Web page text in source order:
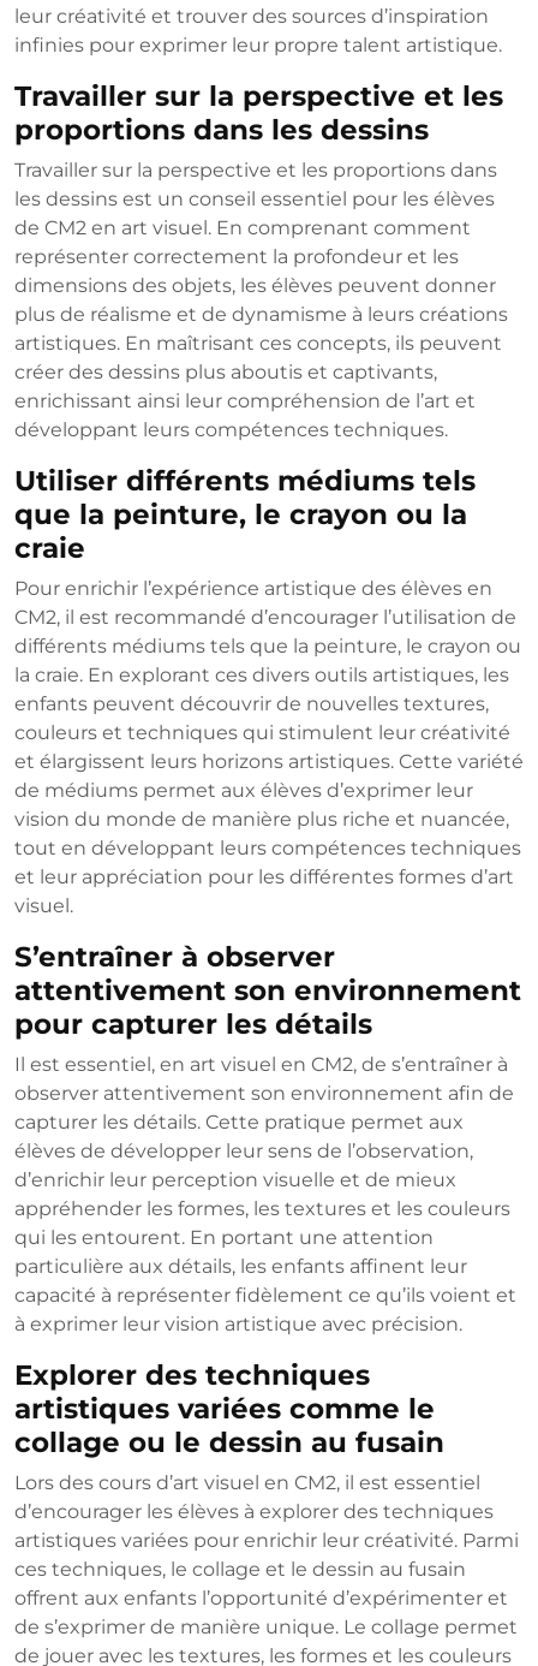
leur créativité et trouver des sources d’inspiration
infinies pour exprimer leur propre talent artistique.
Travailler sur la perspective et les
proportions dans les dessins
Travailler sur la perspective et les proportions dans
les dessins est un conseil essentiel pour les élèves
de CM2 en art visuel. En comprenant comment
représenter correctement la profondeur et les
dimensions des objets, les élèves peuvent donner
plus de réalisme et de dynamisme à leurs créations
artistiques. En maîtrisant ces concepts, ils peuvent
créer des dessins plus aboutis et captivants,
enrichissant ainsi leur compréhension de l’art et
développant leurs compétences techniques.
Utiliser différents médiums tels
que la peinture, le crayon ou la
craie
Pour enrichir l’expérience artistique des élèves en
CM2, il est recommandé d’encourager l’utilisation de
différents médiums tels que la peinture, le crayon ou
la craie. En explorant ces divers outils artistiques, les
enfants peuvent découvrir de nouvelles textures,
couleurs et techniques qui stimulent leur créativité
et élargissent leurs horizons artistiques. Cette variété
de médiums permet aux élèves d’exprimer leur
vision du monde de manière plus riche et nuancée,
tout en développant leurs compétences techniques
et leur appréciation pour les différentes formes d’art
visuel.
S’entraîner à observer
attentivement son environnement
pour capturer les détails
Il est essentiel, en art visuel en CM2, de s’entraîner à
observer attentivement son environnement afin de
capturer les détails. Cette pratique permet aux
élèves de développer leur sens de l’observation,
d’enrichir leur perception visuelle et de mieux
appréhender les formes, les textures et les couleurs
qui les entourent. En portant une attention
particulière aux détails, les enfants affinent leur
capacité à représenter fidèlement ce qu’ils voient et
à exprimer leur vision artistique avec précision.
Explorer des techniques
artistiques variées comme le
collage ou le dessin au fusain
Lors des cours d’art visuel en CM2, il est essentiel
d’encourager les élèves à explorer des techniques
artistiques variées pour enrichir leur créativité. Parmi
ces techniques, le collage et le dessin au fusain
offrent aux enfants l’opportunité d’expérimenter et
de s’exprimer de manière unique. Le collage permet
de jouer avec les textures, les formes et les couleurs